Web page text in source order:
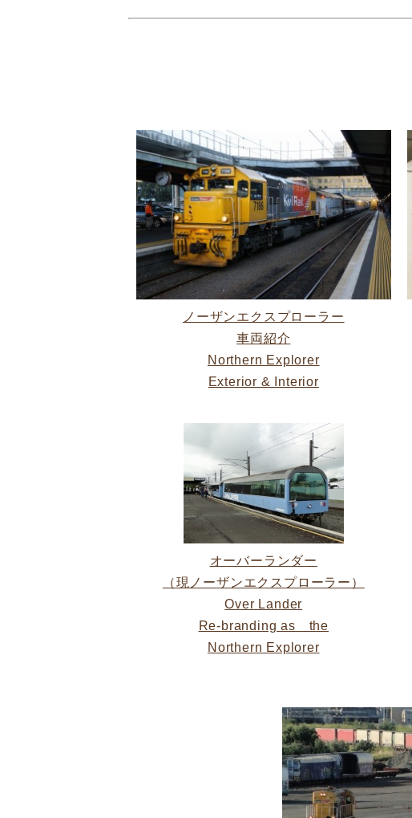
ノーザンエクスプローラー
車両紹介
Northern Explorer
Exterior & Interior
オーバーランダー
（現ノーザンエクスプローラー）
Over Lander
Re-branding as the
Northern Explorer